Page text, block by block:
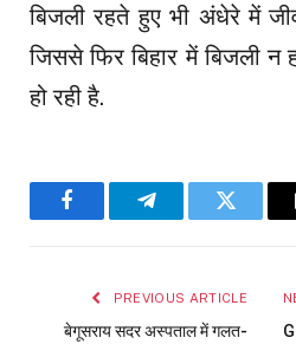
बिजली रहते हुए भी अंधेरे में
जिससे फिर बिहार में बिजली न
हो रही है.
FacebookTelegramTwitter
PREVIOUS ARTICLE
बेगूसराय सदर अस्पताल में गलत-